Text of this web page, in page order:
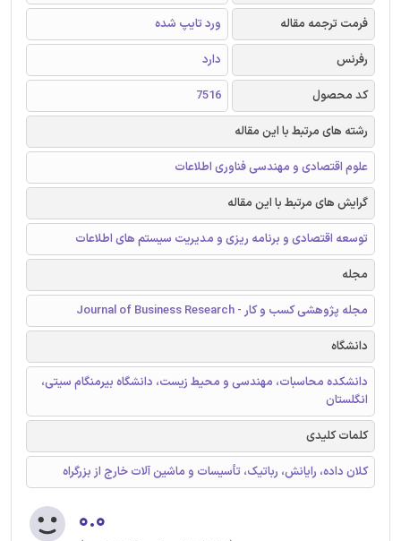
فرمت ترجمه مقاله
ورد تایپ شده
رفرنس
دارد
کد محصول
7516
رشته های مرتبط با این مقاله
علوم اقتصادی و مهندسی فناوری اطلاعات
گرایش های مرتبط با این مقاله
توسعه اقتصادی و برنامه ریزی و مدیریت سیستم های اطلاعات
مجله
مجله پژوهشی کسب و کار - Journal of Business Research
دانشگاه
دانشکده محاسبات، مهندسی و محیط زیست، دانشگاه بیرمنگام سیتی،
انگلستان
کلمات کلیدی
کلان داده، رایانش، رباتیک، تأسیسات و ماشین آلات خارج از بزرگراه
۰.۰